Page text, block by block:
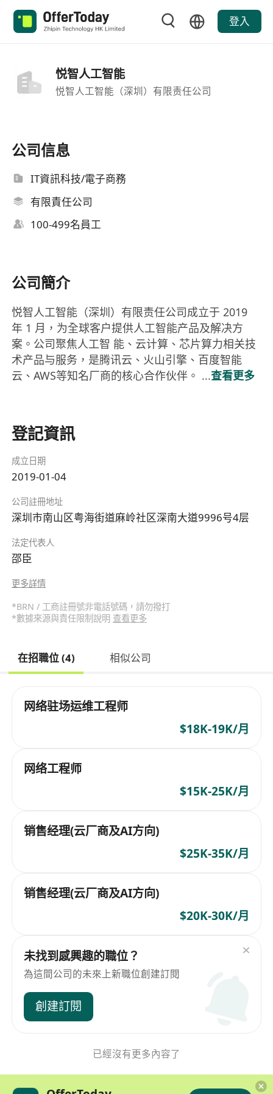
登入
悦智人工智能
悦智人工智能（深圳）有限责任公司
公司信息
IT資訊科技/電子商務
有限責任公司
100-499名員工
公司簡介
悦智人工智能（深圳）有限责任公司成立于 2019
年 1 月，为全球客户提供人工智能产品及解决方
案。公司聚焦人工智 能、云计算、芯片算力相关技
术产品与服务，是腾讯云、火山引擎、百度智能
云、AWS等知名厂商的核心合作伙伴。 ...查看更多
登記資訊
成立日期
2019-01-04
公司註冊地址
深圳市南山区粤海街道麻岭社区深南大道9996号4层
法定代表人
邵臣
更多詳情
*BRN / 工商註冊號非電話號碼，請勿撥打
*數據來源與責任限制說明 查看更多
在招職位 (4) 相似公司
网络驻场运维工程师
$18K-19K/月
网络工程师
$15K-25K/月
销售经理(云厂商及AI方向)
$25K-35K/月
销售经理(云厂商及AI方向)
$20K-30K/月
未找到感興趣的職位？
為這間公司的未來上新職位創建訂閱
創建訂閱
已經沒有更多內容了